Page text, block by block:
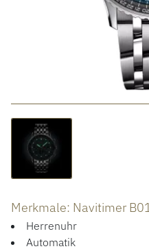
ROLEX CERTIFIED PRE-
SCHMUCK
LUXURY DEALS
HOCHZEIT
ACCESSOIRES
ÜBER UNS
Merkmale: Navitimer
Herrenuhr
Automatik